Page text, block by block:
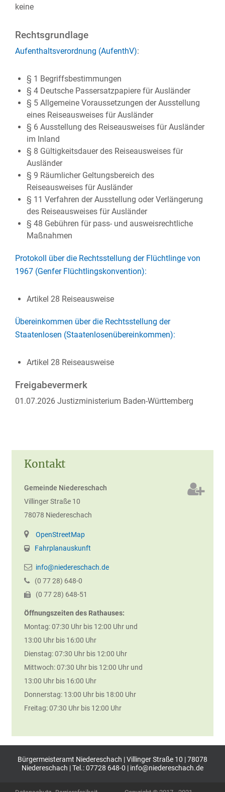
Kontakt
Gemeinde Niedereschach
Villinger Straße 10
78078 Niedereschach
OpenStreetMap
Fahrplanauskunft
info@niedereschach.de
(0 7728) 648-0
(0 7728) 648-51
Öffnungszeiten des Rathauses:
Montag: 07:30 Uhr bis 12:00 Uhr und
13:00 Uhr bis 16:00 Uhr
Dienstag: 07:30 Uhr bis 12:00 Uhr
Mittwoch: 07:30 Uhr bis 12:00 Uhr und
13:00 Uhr bis 16:00 Uhr
Donnerstag: 13:00 Uhr bis 18:00 Uhr
Freitag: 07:30 Uhr bis 12:00 Uhr
keine
Rechtsgrundlage
Aufenthaltsverordnung (AufenthV):
§ 1 Begriffsbestimmungen
§ 4 Deutsche Passersatzpapiere für Ausländer
§ 5 Allgemeine Voraussetzungen der Ausstellung
eines Reiseausweises für Ausländer
§ 6 Ausstellung des Reiseausweises für Ausländer
im Inland
§ 8 Gültigkeitsdauer des Reiseausweises für
Ausländer
§ 9 Räumlicher Geltungsbereich des
Reiseausweises für Ausländer
§ 11 Verfahren der Ausstellung oder Verlängerung
des Reiseausweises für Ausländer
§ 48 Gebühren für pass- und ausweisrechtliche
Maßnahmen
Protokoll über die Rechtsstellung der Flüchtlinge von
1967 (Genfer Flüchtlingskonvention):
Artikel 28 Reiseausweise
Übereinkommen über die Rechtsstellung der
Staatenlosen (Staatenlosenübereinkommen):
Artikel 28 Reiseausweise
Freigabevermerk
01.07.2026 Justizministerium Baden-Württemberg
Bürgermeisteramt Niedereschach | Villinger Straße 10 | 78078
Niedereschach | Tel.: 07728 648-0 | info@niedereschach.de